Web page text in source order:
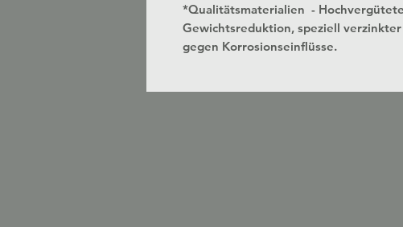
*Qualitätsmaterialien -
Gewichtsreduktion, speziell
gegen Korrosionseinflüsse.